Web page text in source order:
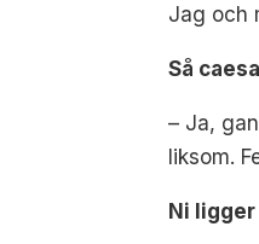
Jag och
Så
– Ja,
liksom.
Ni